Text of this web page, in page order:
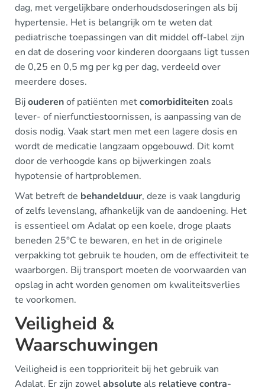
dag, met vergelijkbare onderhoudsdoseringen als bij
hypertensie. Het is belangrijk om te weten dat
pediatrische toepassingen van dit middel off-label zijn
en dat de dosering voor kinderen doorgaans ligt tussen
de 0,25 en 0,5 mg per kg per dag, verdeeld over
meerdere doses.
Bijouderenof patiënten metcomorbiditeiten zoals
lever- of nierfunctiestoornissen, is aanpassing van de
dosis nodig. Vaak start men met een lagere dosis en
wordt de medicatie langzaam opgebouwd. Dit komt
door de verhoogde kans op bijwerkingen zoals
hypotensie of hartproblemen.
Wat betreft de behandelduur, deze is vaak langdurig
of zelfs levenslang, afhankelijk van de aandoening. Het
is essentieel om Adalat op een koele, droge plaats
beneden 25°C te bewaren, en het in de originele
verpakking tot gebruik te houden, om de effectiviteit te
waarborgen. Bij transport moeten de voorwaarden van
opslag in acht worden genomen om kwaliteitsverlies
te voorkomen.
Veiligheid &
Waarschuwingen
Veiligheid is een topprioriteit bij het gebruik van
Adalat. Er zijn zowelabsolute als relatieve contra-